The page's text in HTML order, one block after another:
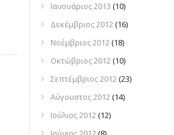
Ιανουάριος 2013 (10)
Δεκέμβριος 2012(16)
Νοέμβριος 2012(18)
Οκτώβριος 2012(10)
Σεπτέμβριος 2012(23)
Αύγουστος 2012(14)
Ιούλιος 2012(12)